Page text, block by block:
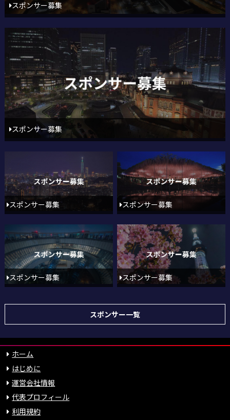
スポンサー募集
スポンサー募集
スポンサー募集 スポンサー募集
スポンサー募集 スポンサー募集
スポンサー一覧
ホーム
はじめに
運営会社情報
代表プロフィール
利用規約